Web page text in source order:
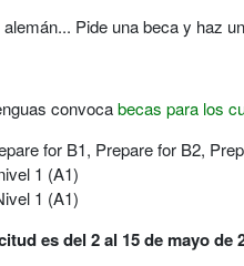
Pide una beca y haz
convocabecas para los
for B1, Prepare for B2,
1 (A1)
1 (A1)
es del 2 al 15 de mayo de